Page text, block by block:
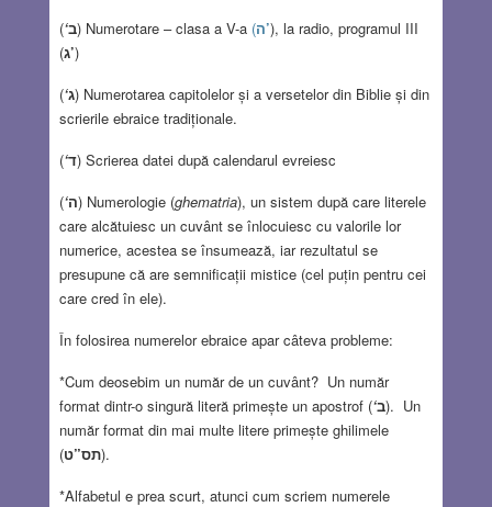
(‘ב) Numerotare – clasa a V-a ( ה’), la radio, programul III
( ג’)
(‘ג) Numerotarea capitolelor și a versetelor din Biblie și din
scrierile ebraice tradiționale.
(‘ד) Scrierea datei după calendarul evreiesc
(‘ה) Numerologie (ghematria), un sistem după care literele
care alcătuiesc un cuvânt se înlocuiesc cu valorile lor
numerice, acestea se însumează, iar rezultatul se
presupune că are semnificații mistice (cel puțin pentru cei
care cred în ele).
În folosirea numerelor ebraice apar câteva probleme:
*Cum deosebim un număr de un cuvânt? Un număr
format dintr-o singură literă primește un apostrof (‘ב). Un
număr format din mai multe litere primește ghilimele
(תס”ט).
*Alfabetul e prea scurt, atunci cum scriem numerele